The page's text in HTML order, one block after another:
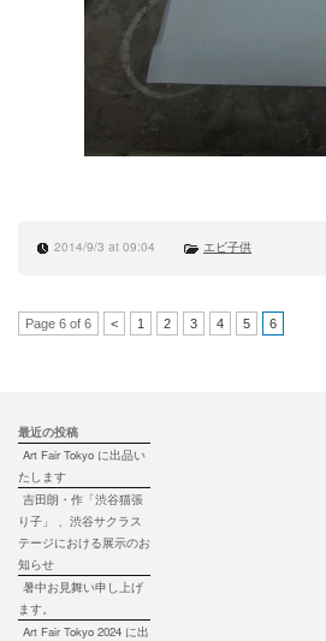
2014/9/3 at 09:04 エビ子供
Page 6 of 6 < 1 2 3 4 5 6
最近の投稿
Art Fair Tokyo に出品い
たします
吉田朗・作「渋谷猫張
り子」 、渋谷サクラス
テージにおける展示のお
知らせ
暑中お見舞い申し上げ
ます。
Art Fair Tokyo 2024 に出